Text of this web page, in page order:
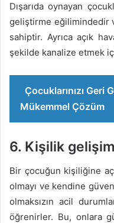
Dışarıda oynayan
geliştirme eğilimindedir
sahiptir. Ayrıca açık
şekilde kanalize etmek
Çocuklarınızı Geri
Mükemmel Çözüm
6. Kişilik
Bir çocuğun kişiliğine
olmayı ve kendine
olmaksızın acil
öğrenirler. Bu, onlara